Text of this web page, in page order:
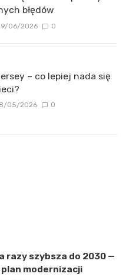
błędów
06/2026 0
– co lepiej nada się
05/2026 0
razy szybsza do 2030 —
modernizacji